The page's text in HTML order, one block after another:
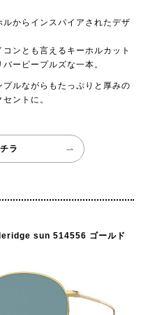
からインスパイアされたデザ
ンとも言えるキーホルカット
ーピープルズな一本。
ルながらもたっぷりと厚みの
ントに。
ラ
sun 514556 ゴールド